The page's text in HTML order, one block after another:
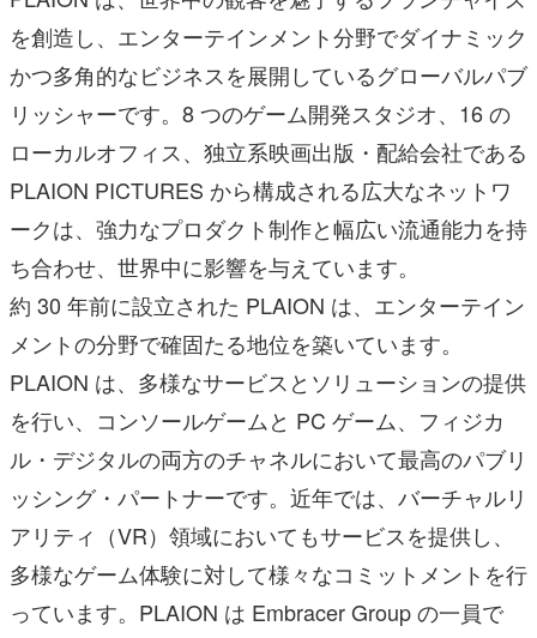
を創造し、エンターテインメント分野でダイナミック
かつ多角的なビジネスを展開しているグローバルパブ
リッシャーです。8 つのゲーム開発スタジオ、16 の
ローカルオフィス、独立系映画出版・配給会社である
PLAION PICTURES から構成される広大なネットワ
ークは、強力なプロダクト制作と幅広い流通能力を持
ち合わせ、世界中に影響を与えています。
約 30 年前に設立された PLAION は、エンターテイン
メントの分野で確固たる地位を築いています。
PLAION は、多様なサービスとソリューションの提供
を行い、コンソールゲームと PC ゲーム、フィジカ
ル・デジタルの両方のチャネルにおいて最高のパブリ
ッシング・パートナーです。近年では、バーチャルリ
アリティ（VR）領域においてもサービスを提供し、
多様なゲーム体験に対して様々なコミットメントを行
っています。PLAION は Embracer Group の一員で